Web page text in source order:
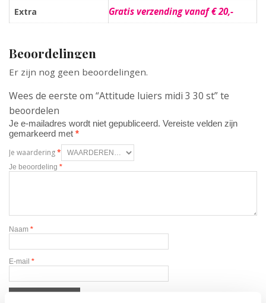
Extra Gratis verzending vanaf € 20,-
Beoordelingen
Er zijn nog geen beoordelingen.
Wees de eerste om “Attitude luiers midi 3 30 st” te
beoordelen
Je e-mailadres wordt niet gepubliceerd. Vereiste velden zijn
gemarkeerd met *
Je waardering*
Je beoordeling *
Naam *
E-mail *